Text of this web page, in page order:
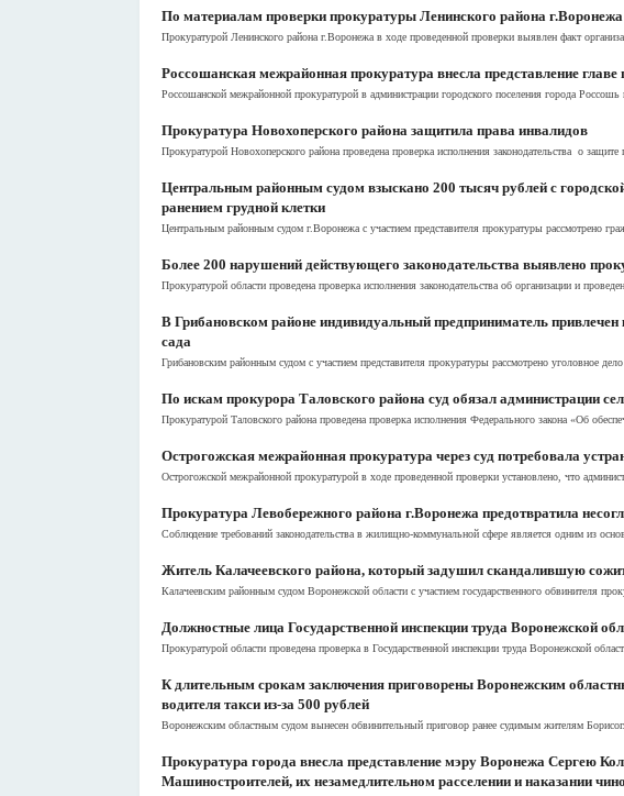
По материалам проверки прокуратуры Ленинского района г.Воронежа
Прокуратурой Ленинского района г.Воронежа в ходе проведенной проверки выявлен факт
Россошанская межрайонная прокуратура внесла представление
Россошанской межрайонной прокуратурой в администрации городского поселения города
Прокуратура Новохоперского района защитила права инвалидов
Прокуратурой Новохоперского района проведена проверка исполнения законодательства о
Центральным районным судом взыскано 200 тысяч рублей с
ранением грудной клетки
Центральным районным судом г.Воронежа с участием представителя прокуратуры рассмотрено
Более 200 нарушений действующего законодательства выявлено
Прокуратурой области проведена проверка исполнения законодательства об организации и
В Грибановском районе индивидуальный предприниматель
сада
Грибановским районным судом с участием представителя прокуратуры рассмотрено уголовное
По искам прокурора Таловского района суд обязал администрации
Прокуратурой Таловского района проведена проверка исполнения Федерального закона «Об
Острогожская межрайонная прокуратура через суд потребовала
Острогожской межрайонной прокуратурой в ходе проведенной проверки установлено, что
Прокуратура Левобережного района г.Воронежа предотвратила
Соблюдение требований законодательства в жилищно-коммунальной сфере является одним из
Житель Калачеевского района, который задушил скандалившую
Калачеевским районным судом Воронежской области с участием государственного обвинителя
Должностные лица Государственной инспекции труда Воронежской
Прокуратурой области проведена проверка в Государственной инспекции труда Воронежской
К длительным срокам заключения приговорены Воронежским
водителя такси из-за 500 рублей
Воронежским областным судом вынесен обвинительный приговор ранее судимым жителям
Прокуратура города внесла представление мэру Воронежа Сергею
Машиностроителей, их незамедлительном расселении и наказании